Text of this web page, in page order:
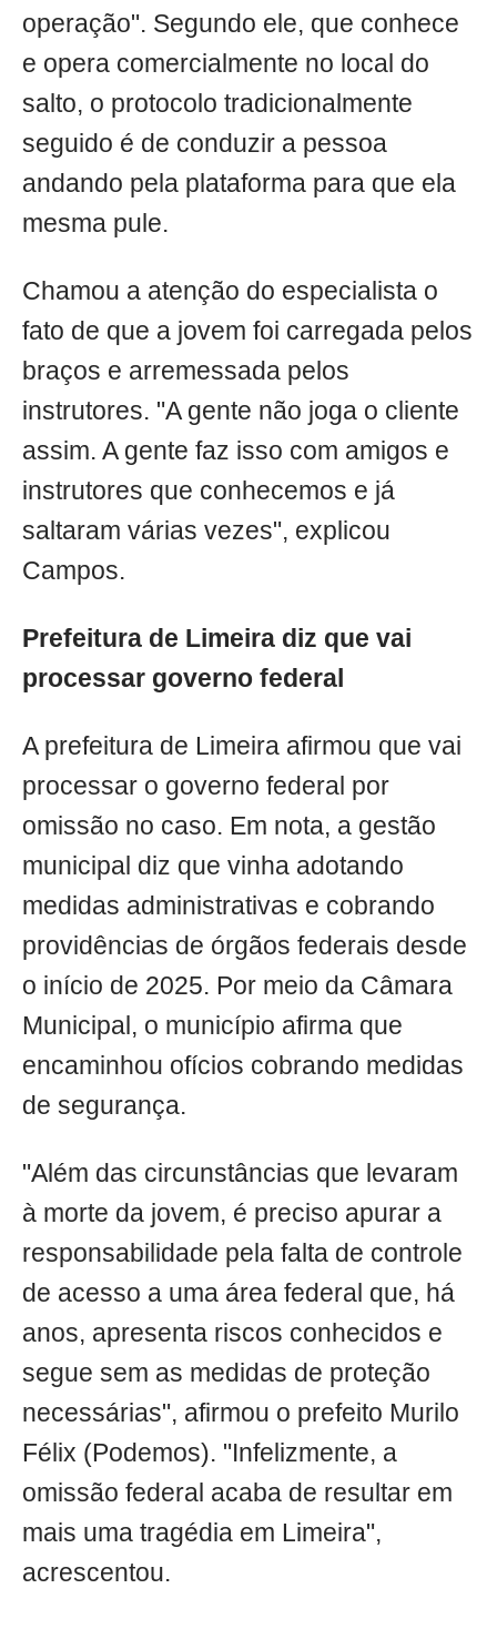
operação". Segundo ele, que conhece
e opera comercialmente no local do
salto, o protocolo tradicionalmente
seguido é de conduzir a pessoa
andando pela plataforma para que ela
mesma pule.
Chamou a atenção do especialista o
fato de que a jovem foi carregada pelos
braços e arremessada pelos
instrutores. "A gente não joga o cliente
assim. A gente faz isso com amigos e
instrutores que conhecemos e já
saltaram várias vezes", explicou
Campos.
Prefeitura de Limeira diz que vai
processar governo federal
A prefeitura de Limeira afirmou que vai
processar o governo federal por
omissão no caso. Em nota, a gestão
municipal diz que vinha adotando
medidas administrativas e cobrando
providências de órgãos federais desde
o início de 2025. Por meio da Câmara
Municipal, o município afirma que
encaminhou ofícios cobrando medidas
de segurança.
"Além das circunstâncias que levaram
à morte da jovem, é preciso apurar a
responsabilidade pela falta de controle
de acesso a uma área federal que, há
anos, apresenta riscos conhecidos e
segue sem as medidas de proteção
necessárias", afirmou o prefeito Murilo
Félix (Podemos). "Infelizmente, a
omissão federal acaba de resultar em
mais uma tragédia em Limeira",
acrescentou.